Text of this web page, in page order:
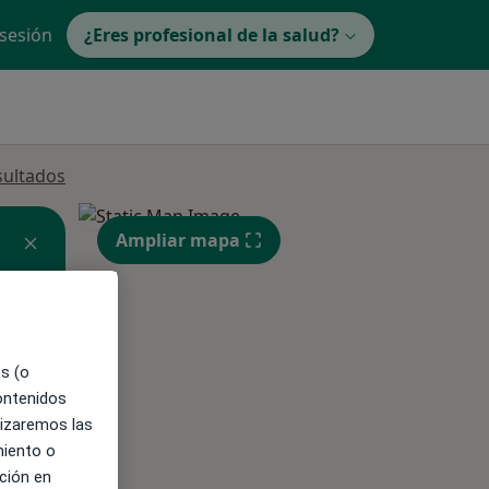
¿Eres profesional de la salud?
Ampliar mapa
(o
las
o
en